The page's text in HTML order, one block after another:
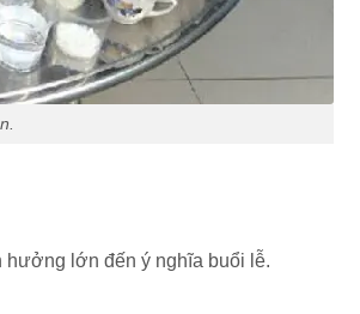
hưởng lớn đến ý nghĩa buổi lễ.